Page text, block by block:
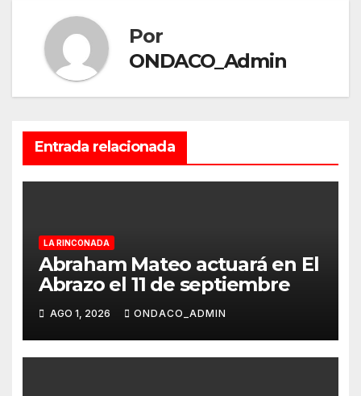
Por
ONDACO_Admin
Entrada relacionada
LA RINCONADA
Abraham Mateo actuará en El
Abrazo el 11 de septiembre
AGO 1, 2026 ONDACO_ADMIN